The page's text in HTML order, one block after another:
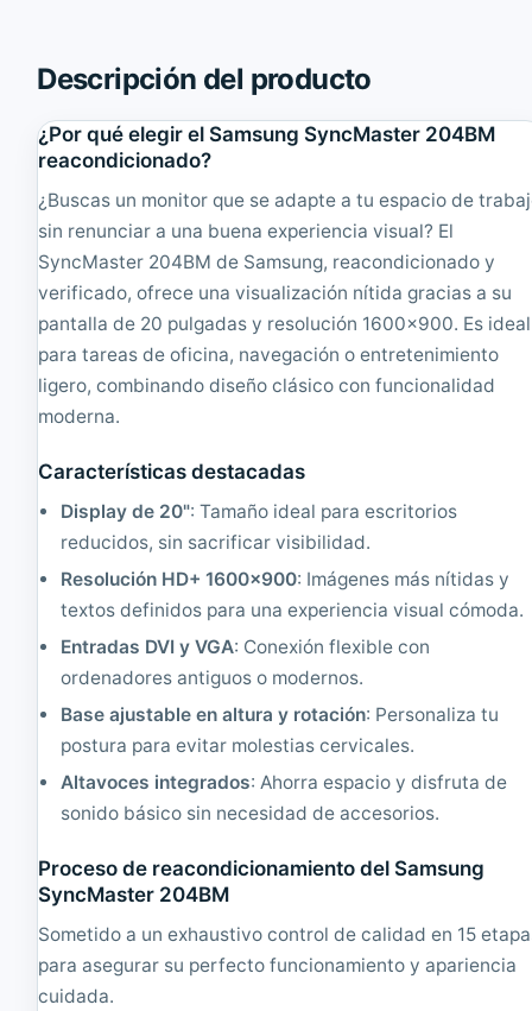
T
T
4
3
|
R
e
a
o
n
d
c
o
a
|
8
1
4
D
:
4
|
R
a
c
o
n
d
i
i
o
a
Descripción del producto
¿Por qué elegir el Samsung SyncMaster 204BM
reacondicionado?
¿Buscas un monitor que se adapte a tu espacio de
sin renunciar a una buena experiencia visual? El
SyncMaster 204BM de Samsung, reacondicionado y
verificado, ofrece una visualización nítida gracias a su
pantalla de 20 pulgadas y resolución 1600x900. Es ideal
para tareas de oficina, navegación o entretenimiento
ligero, combinando diseño clásico con funcionalidad
moderna.
Características destacadas
Display de 20": Tamaño ideal para escritorios
reducidos, sin sacrificar visibilidad.
Resolución HD+ 1600x900: Imágenes más nítidas y
textos definidos para una experiencia visual cómoda.
Entradas DVI y VGA: Conexión flexible con
ordenadores antiguos o modernos.
Base ajustable en altura y rotación: Personaliza tu
postura para evitar molestias cervicales.
Altavoces integrados: Ahorra espacio y disfruta de
sonido básico sin necesidad de accesorios.
Proceso de reacondicionamiento del Samsung
SyncMaster 204BM
Sometido a un exhaustivo control de calidad en 15
para asegurar su perfecto funcionamiento y apariencia
cuidada.